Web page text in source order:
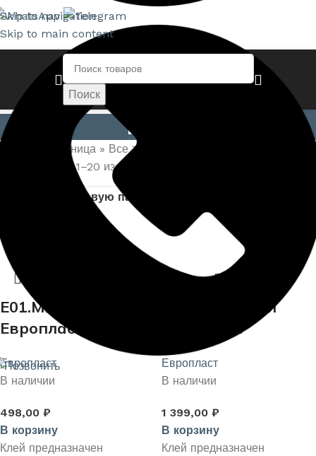
Skip to navigation
Skip to main content
Поиск
Клеи
Главная страница » Все товары
Отображение 1–20 из 44
Показать боковую панель
E01.M.290 Клей
Европласт
Монтажный 290
мл.
Европласт
В наличии
498,00 ₽
В корзину
Клей предназначен
E02.S.290 Клей
Европласт
стыковочный SMP
290 мл.
Европласт
В наличии
1 399,00 ₽
В корзину
Клей предназначен
Поиск